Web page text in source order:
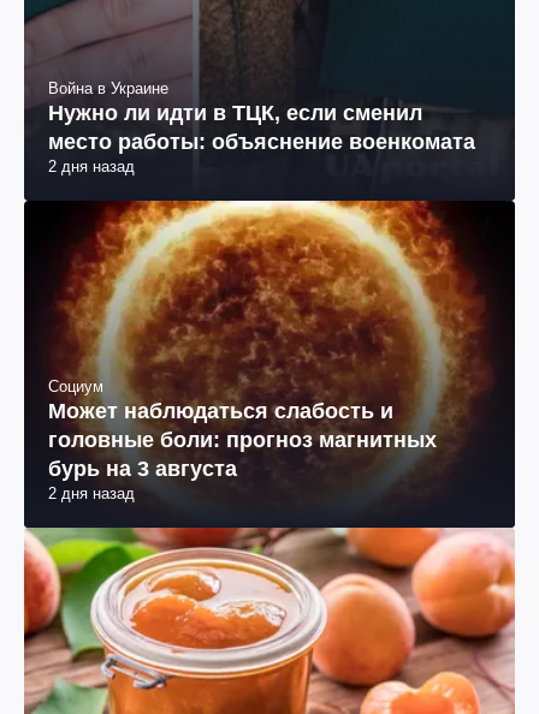
Война в Украине
Нужно ли идти в ТЦК, если сменил
место работы: объяснение военкомата
2 дня назад
Социум
Может наблюдаться слабость и
головные боли: прогноз магнитных
бурь на 3 августа
2 дня назад